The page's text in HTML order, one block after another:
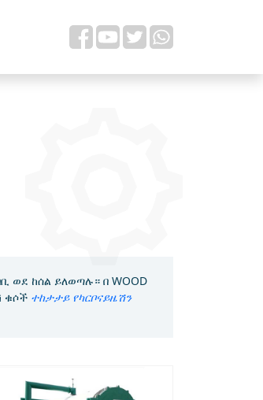
ወደ ከሰል ይለወጣሉ። በ WOOD
ቁሶች ተከታታይ የካርቦናይዜሽን